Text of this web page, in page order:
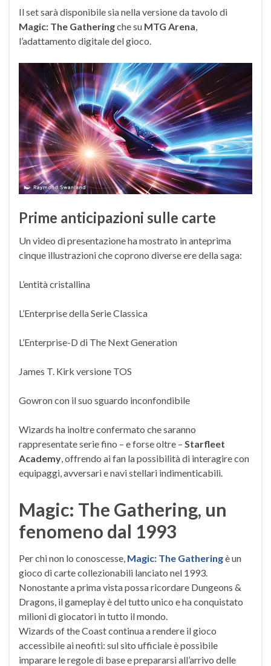
Il set sarà disponibile sia nella versione da tavolo di
Magic: The Gatheringche su MTG Arena
l’adattamento digitale del gioco.
Prime anticipazioni sulle carte
Un video di presentazione ha mostrato in anteprima
cinque illustrazioni che coprono diverse ere della saga:
L’entità cristallina
L’Enterprise della Serie Classica
L’Enterprise-D di The Next Generation
James T. Kirk versione TOS
Gowron con il suo sguardo inconfondibile
Wizards ha inoltre confermato che saranno
rappresentate serie fino – e forse oltre – Starfleet
Academy , offrendo ai fan la possibilità di interagire con
equipaggi, avversari e navi stellari indimenticabili.
Magic: The Gathering, un
fenomeno dal 1993
Per chi non lo conoscesse, Magic: The Gatheringè un
gioco di carte collezionabili lanciato nel 1993.
Nonostante a prima vista possa ricordare Dungeons &
Dragons, il gameplay è del tutto unico e ha conquistato
milioni di giocatori in tutto il mondo.
Wizards of the Coast continua a rendere il gioco
accessibile ai neofiti: sul sito ufficiale è possibile
imparare le regole di base e prepararsi all’arrivo delle